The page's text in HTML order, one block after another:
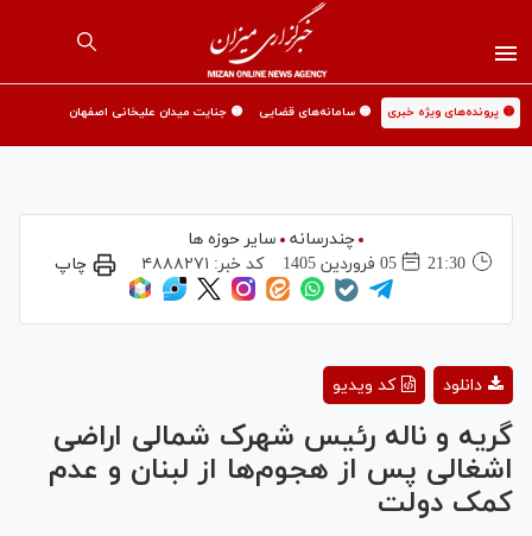
🟡 پرونده‌های ویژه خبری 🟡 سامانه‌های قضایی 🟡 جنایت میدان علیخانی اصفهان
چندرسانه
سایر حوزه ها
21:30
05 فروردين 1405 کد خبر: ۴۸۸۸۲۷۱ چاپ
Video
کد ویدیو دانلود
گریه و ناله رئیس شهرک شمالی اراضی
اشغالی پس از هجوم‌ها از لبنان و عدم
کمک دولت